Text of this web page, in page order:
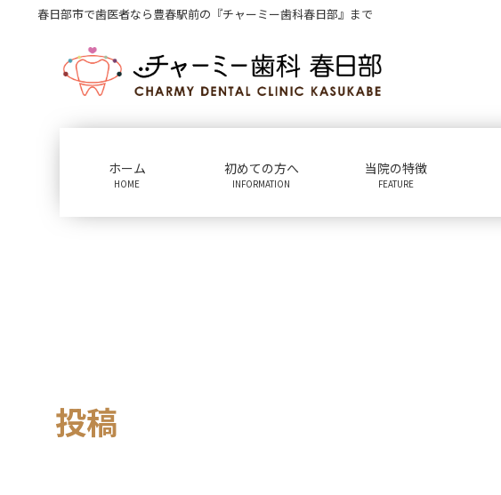
春日部市で歯医者なら豊春駅前の『チャーミー歯科春日部』まで
ホーム
HOME
初めての方へ
INFORMATION
当院の特徴
FEATURE
投稿